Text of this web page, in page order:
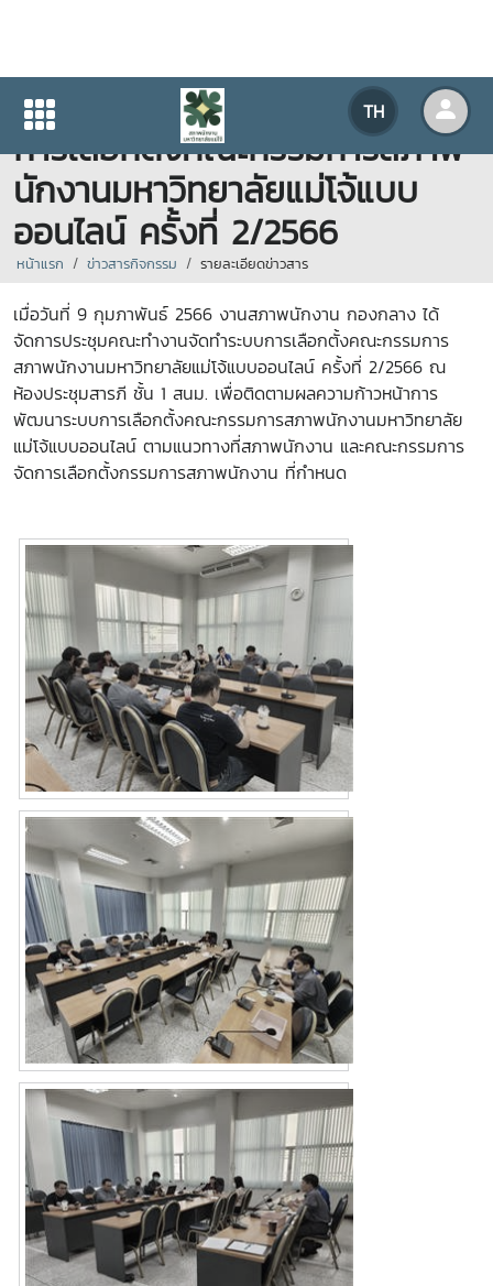
TH
การประชุมคณะทำงานจัดทำระบบ
การเลือกตั้งคณะกรรมการสภาพ
นักงานมหาวิทยาลัยแม่โจ้แบบ
ออนไลน์ ครั้งที่ 2/2566
หน้าแรก ข่าวสารกิจกรรม รายละเอียดข่าวสาร
เมื่อวันที่ 9 กุมภาพันธ์ 2566 งานสภาพนักงาน กองกลาง ได้
จัดการประชุมคณะทำงานจัดทำระบบการเลือกตั้งคณะกรรมการ
สภาพนักงานมหาวิทยาลัยแม่โจ้แบบออนไลน์ ครั้งที่ 2/2566 ณ
ห้องประชุมสารภี ชั้น 1 สนม. เพื่อติดตามผลความก้าวหน้าการ
พัฒนาระบบการเลือกตั้งคณะกรรมการสภาพนักงานมหาวิทยาลัย
แม่โจ้แบบออนไลน์ ตามแนวทางที่สภาพนักงาน และคณะกรรมการ
จัดการเลือกตั้งกรรมการสภาพนักงาน ที่กำหนด